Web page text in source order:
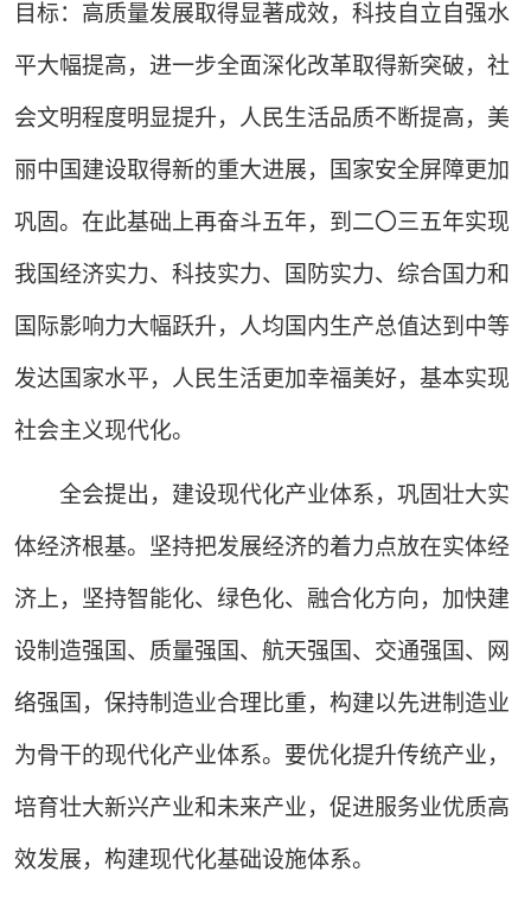
目标：高质量发展取得显著成效，科技自立自强水
平大幅提高，进一步全面深化改革取得新突破，社
会文明程度明显提升，人民生活品质不断提高，美
丽中国建设取得新的重大进展，国家安全屏障更加
巩固。在此基础上再奋斗五年，到二〇三五年实现
我国经济实力、科技实力、国防实力、综合国力和
国际影响力大幅跃升，人均国内生产总值达到中等
发达国家水平，人民生活更加幸福美好，基本实现
社会主义现代化。
全会提出，建设现代化产业体系，巩固壮大实
体经济根基。坚持把发展经济的着力点放在实体经
济上，坚持智能化、绿色化、融合化方向，加快建
设制造强国、质量强国、航天强国、交通强国、网
络强国，保持制造业合理比重，构建以先进制造业
为骨干的现代化产业体系。要优化提升传统产业，
培育壮大新兴产业和未来产业，促进服务业优质高
效发展，构建现代化基础设施体系。